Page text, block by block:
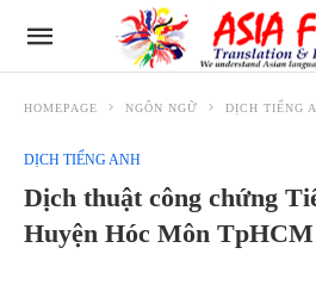
HOMEPAGE NGÔN NGỮ DỊCH TIẾNG
DỊCH TIẾNG ANH
Dịch thuật công chứng
Huyện Hóc Môn TpHCM